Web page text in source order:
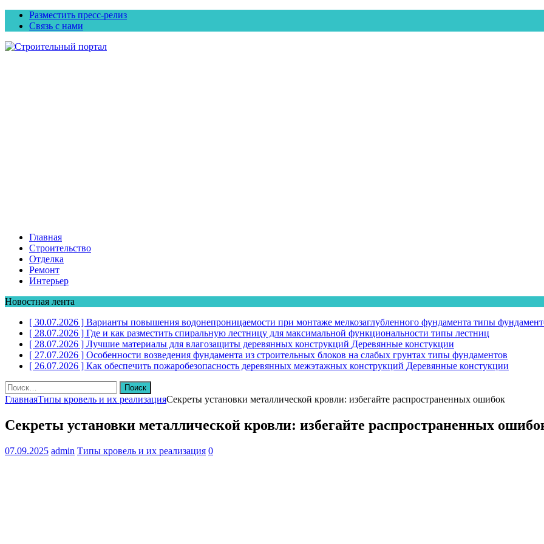
Разместить пресс-релиз
Связь с нами
Главная
Строительство
Отделка
Ремонт
Интерьер
Новостная лента
[ 30.07.2026 ] Варианты повышения водонепроницаемости при монтаже мелкозаглубленного фундамента типы
[ 28.07.2026 ] Где и как разместить спиральную лестницу для максимальной функциональности типы лестниц
[ 28.07.2026 ] Лучшие материалы для влагозащиты деревянных конструкций Деревянные констукции
[ 27.07.2026 ] Особенности возведения фундамента из строительных блоков на слабых грунтах типы фундаментов
[ 26.07.2026 ] Как обеспечить пожаробезопасность деревянных межэтажных конструкций Деревянные констукции
Найти:
ГлавнаяТипы кровель и их реализацияСекреты установки металлической кровли: избегайте распространенных ошибок
Секреты установки металлической кровли: избегайте распространенных
07.09.2025 admin Типы кровель и их реализация 0